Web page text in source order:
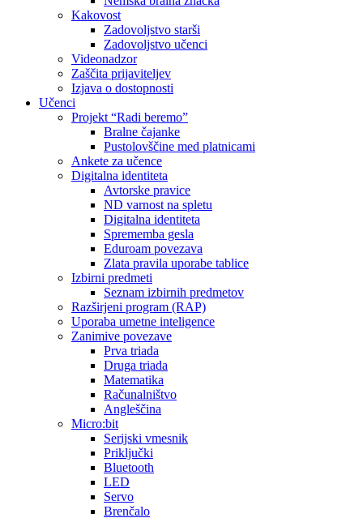
Kakovost
Zadovoljstvo starši
Zadovoljstvo učenci
Videonadzor
Zaščita prijaviteljev
Izjava o dostopnosti
Učenci
Projekt “Radi beremo”
Bralne čajanke
Pustolovščine med platnicami
Ankete za učence
Digitalna identiteta
Avtorske pravice
ND varnost na spletu
Digitalna identiteta
Sprememba gesla
Eduroam povezava
Zlata pravila uporabe tablice
Izbirni predmeti
Seznam izbirnih predmetov
Razširjeni program (RAP)
Uporaba umetne inteligence
Zanimive povezave
Prva triada
Druga triada
Matematika
Računalništvo
Angleščina
Micro:bit
Serijski vmesnik
Priključki
Bluetooth
LED
Servo
Brenčalo